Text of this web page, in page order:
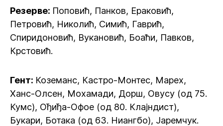
Резерве: Поповић, Панков, Ераковић,
Петровић, Николић, Симић, Гаврић,
Спиридоновић, Вукановић, Боаћи, Павков,
Крстовић.
Гент: Коземанс, Кастро-Монтес, Марех,
Ханс-Олсен, Мохамади, Дорш, Овусу (од 75.
Кумс), Ођиђа-Офое (од 80. Клајндист),
Букари, Ботака (од 63. Ниангбо), Јаремчук.